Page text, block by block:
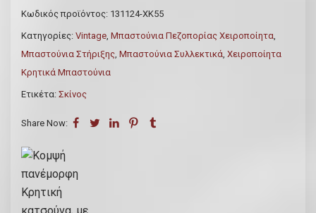
Κωδικός προϊόντος: 131124-ΧΚ55
Κατηγορίες: Vintage Μπαστούνια Πεζοπορίας Χειροποίητα
Μπαστούνια Στήριξης Μπαστούνια Συλλεκτικά Χειροποίητα
Κρητικά Μπαστούνια
Ετικέτα: Σκίνος
Share Now: